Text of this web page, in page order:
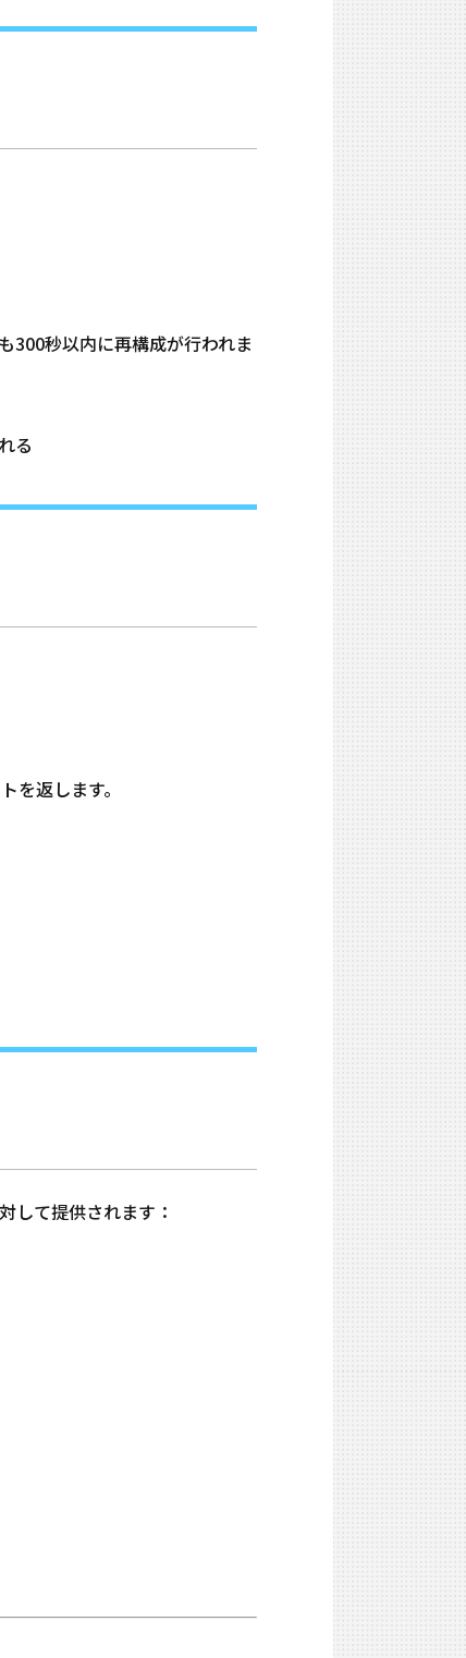
秒以内に再構成が行われま
る
を返します。
して提供されます：